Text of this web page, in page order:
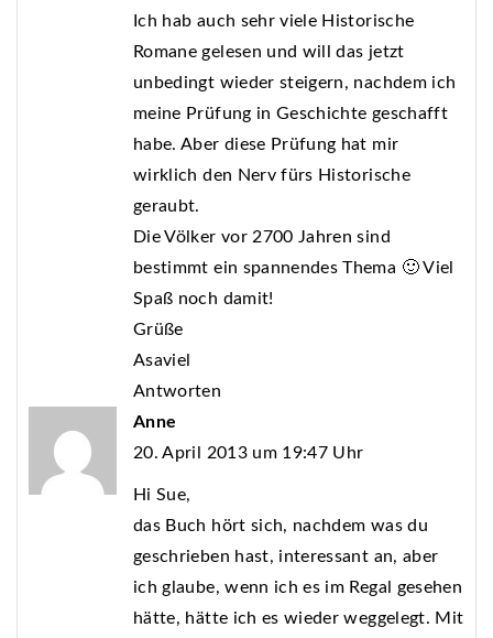
Ich hab auch sehr viele Historische
Romane gelesen und will das jetzt
unbedingt wieder steigern, nachdem ich
meine Prüfung in Geschichte geschafft
habe. Aber diese Prüfung hat mir
wirklich den Nerv fürs Historische
geraubt.
Die Völker vor 2700 Jahren sind
bestimmt ein spannendes Thema 🙂 Viel
Spaß noch damit!
Grüße
Asaviel
Antworten
Anne
20. April 2013 um 19:47 Uhr
Hi Sue,
das Buch hört sich, nachdem was du
geschrieben hast, interessant an, aber
ich glaube, wenn ich es im Regal gesehen
hätte, hätte ich es wieder weggelegt. Mit